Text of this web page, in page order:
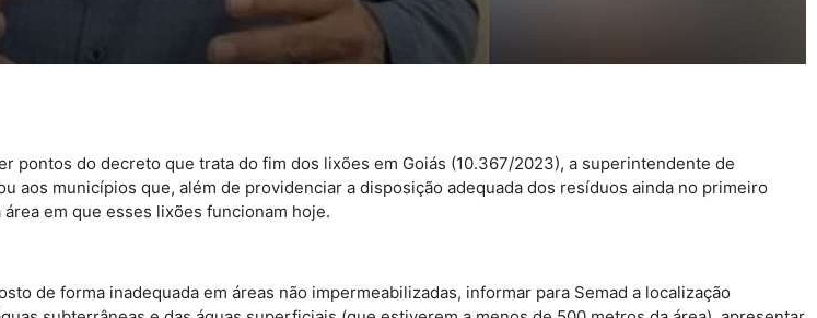
pontos do decreto que trata do fim dos lixões em Goiás (10.367/2023), a superintendente de
aos municípios que, além de providenciar a disposição adequada dos resíduos ainda no primeiro
em que esses lixões funcionam hoje.
de forma inadequada em áreas não impermeabilizadas, informar para Semad a localização